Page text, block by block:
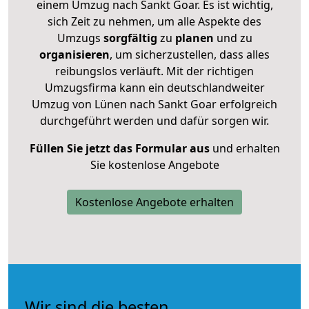
einem Umzug nach Sankt Goar. Es ist wichtig,
sich Zeit zu nehmen, um alle Aspekte des
Umzugs sorgfältig zu planen und zu
organisieren, um sicherzustellen, dass alles
reibungslos verläuft. Mit der richtigen
Umzugsfirma kann ein deutschlandweiter
Umzug von Lünen nach Sankt Goar erfolgreich
durchgeführt werden und dafür sorgen wir.
Füllen Sie jetzt das Formular ausund erhalten
Sie kostenlose Angebote
Kostenlose Angebote erhalten